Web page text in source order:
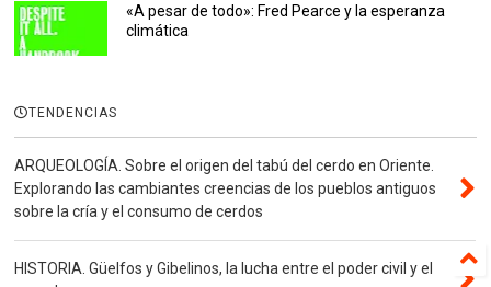
«A pesar de todo»: Fred Pearce y la esperanza
climática
TENDENCIAS
ARQUEOLOGÍA. Sobre el origen del tabú del cerdo en Oriente.
Explorando las cambiantes creencias de los pueblos antiguos
sobre la cría y el consumo de cerdos
HISTORIA. Güelfos y Gibelinos, la lucha entre el poder civil y el